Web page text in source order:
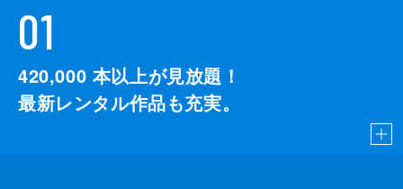
01
420,000 本以上が見放題！
最新レンタル作品も充実。